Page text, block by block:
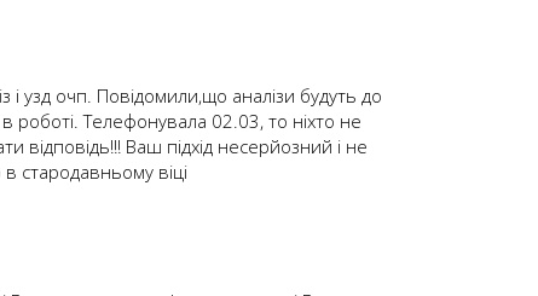
узд очп. Повідомили,що аналізи будуть до
роботі. Телефонувала 02.03, то ніхто не
відповідь!!! Ваш підхід несерйозний і не
стародавньому віці